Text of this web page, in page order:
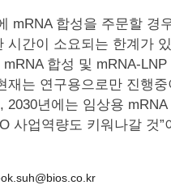
mRNA 합성을 주문할 경
시간이 소요되는 한계가 있
합성 및 mRNA-LNP
재는 연구용으로만 진행중
2030년에는 임상용 mRNA
사업역량도 키워나갈 것”